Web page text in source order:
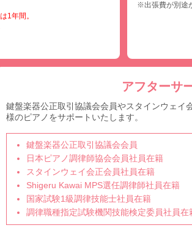
1年間。
※出張費が別途
アフターサ
鍵盤楽器公正取引協議会会員やスタインウェイ
様のピアノをサポートいたします。
鍵盤楽器公正取引協議会会員
日本ピアノ調律師協会会員社員在籍
スタインウェイ会正会員社員在籍
Shigeru Kawai MPS選任調律師社員在籍
国家試験1級調律技能士社員在籍
調律職種指定試験機関技能検定委員社員在